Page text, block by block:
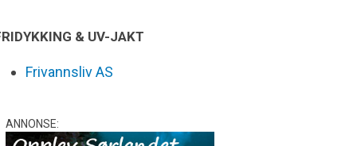
& UV-JAKT
Frivannsliv AS
ANNONSE: